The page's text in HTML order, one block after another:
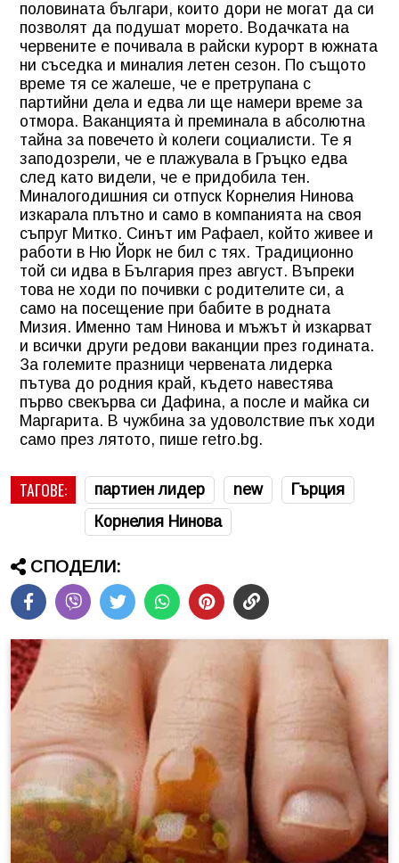
половината българи, които дори не могат да си
позволят да подушат морето. Водачката на
червените е почивала в райски курорт в южната
ни съседка и миналия летен сезон. По същото
време тя се жалеше, че е претрупана с
партийни дела и едва ли ще намери време за
отмора. Ваканцията ѝ преминала в абсолютна
тайна за повечето ѝ колеги социалисти. Те я
заподозрели, че е плажувала в Гръцко едва
след като видели, че е придобила тен.
Миналогодишния си отпуск Корнелия Нинова
изкарала плътно и само в компанията на своя
съпруг Митко. Синът им Рафаел, който живее и
работи в Ню Йорк не бил с тях. Традиционно
той си идва в България през август. Въпреки
това не ходи по почивки с родителите си, а
само на посещение при бабите в родната
Мизия. Именно там Нинова и мъжът ѝ изкарват
и всички други редови ваканции през годината.
За големите празници червената лидерка
пътува до родния край, където навестява
първо свекърва си Дафина, а после и майка си
Маргарита. В чужбина за удоволствие пък ходи
само през лятото, пише retro.bg.
ТАГОВЕ: партиен лидер new
Гърция
Корнелия Нинова
СПОДЕЛИ: